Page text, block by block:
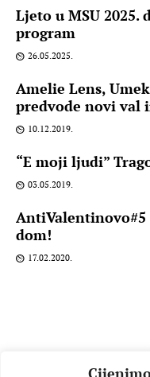
Ljeto u MSU
program
26.05.2025.
Amelie Lens,
predvode novi val
10.12.2019.
“E moji ljudi”
03.05.2019.
dom!
17.02.2020.